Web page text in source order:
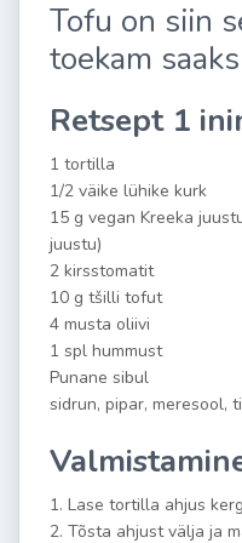
Tofu on siin
toekam
Retsept 1
1 tortilla
1/2 väike lühike kurk
15 g vegan Kreeka
juustu)
2 kirsstomatit
10 g tšilli tofut
4 musta oliivi
1 spl hummust
Punane sibul
sidrun, pipar, meresool,
1. Lase tortilla ahjus
2. Tõsta ahjust välja ja